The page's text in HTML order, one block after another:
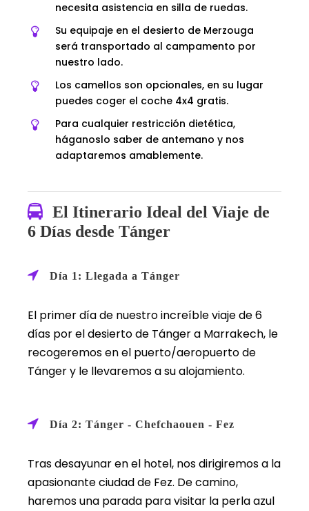
necesita asistencia en silla de ruedas.
Su equipaje en el desierto de Merzouga
será transportado al campamento por
nuestro lado.
Los camellos son opcionales, en su lugar
puedes coger el coche 4x4 gratis.
Para cualquier restricción dietética,
háganoslo saber de antemano y nos
adaptaremos amablemente.
El Itinerario Ideal del Viaje de
6 Días desde Tánger
Día 1: Llegada a Tánger
El primer día de nuestro increíble viaje de 6
días por el desierto de Tánger a Marrakech, le
recogeremos en el puerto/aeropuerto de
Tánger y le llevaremos a su alojamiento.
Día 2: Tánger - Chefchaouen - Fez
Tras desayunar en el hotel, nos dirigiremos a la
apasionante ciudad de Fez. De camino,
haremos una parada para visitar la perla azul